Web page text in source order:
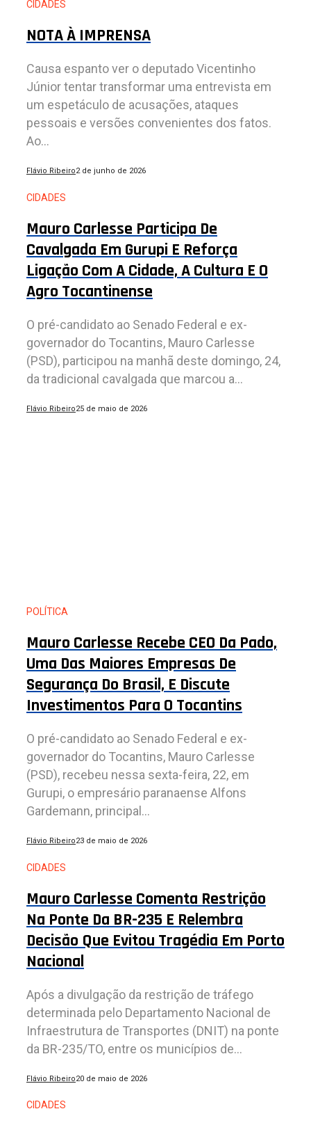
CIDADES
NOTA À IMPRENSA
Causa espanto ver o deputado Vicentinho
Júnior tentar transformar uma entrevista em
um espetáculo de acusações, ataques
pessoais e versões convenientes dos fatos.
Ao...
Flávio Ribeiro2 de junho de 2026
CIDADES
Mauro Carlesse Participa De
Cavalgada Em Gurupi E Reforça
Ligação Com A Cidade, A Cultura E O
Agro Tocantinense
O pré-candidato ao Senado Federal e ex-
governador do Tocantins, Mauro Carlesse
(PSD), participou na manhã deste domingo, 24,
da tradicional cavalgada que marcou a...
Flávio Ribeiro25 de maio de 2026
POLÍTICA
Mauro Carlesse Recebe CEO Da Pado,
Uma Das Maiores Empresas De
Segurança Do Brasil, E Discute
Investimentos Para O Tocantins
O pré-candidato ao Senado Federal e ex-
governador do Tocantins, Mauro Carlesse
(PSD), recebeu nessa sexta-feira, 22, em
Gurupi, o empresário paranaense Alfons
Gardemann, principal...
Flávio Ribeiro23 de maio de 2026
CIDADES
Mauro Carlesse Comenta Restrição
Na Ponte Da BR-235 E Relembra
Decisão Que Evitou Tragédia Em Porto
Nacional
Após a divulgação da restrição de tráfego
determinada pelo Departamento Nacional de
Infraestrutura de Transportes (DNIT) na ponte
da BR-235/TO, entre os municípios de...
Flávio Ribeiro20 de maio de 2026
CIDADES